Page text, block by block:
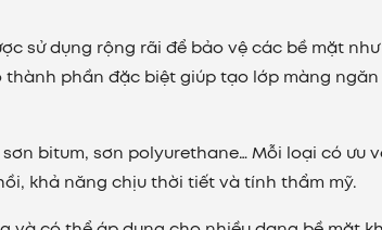
sử dụng rộng rãi để bảo vệ các bề mặt như
phần đặc biệt giúp tạo lớp màng ngăn
bitum, sơn polyurethane… Mỗi loại có ưu
khả năng chịu thời tiết và tính thẩm mỹ.